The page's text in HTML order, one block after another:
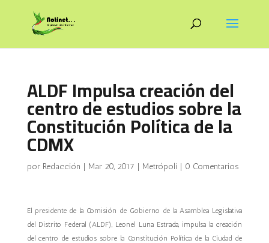
ALDF Impulsa creación del
centro de estudios sobre la
Constitución Política de la
CDMX
por Redacción | Mar 20, 2017 | Metrópoli | 0 Comentarios
El presidente de la Comisión de Gobierno de la Asamblea Legislativa
del Distrito Federal (ALDF), Leonel Luna Estrada, impulsa la creación
del centro de estudios sobre la Constitución Política de la Ciudad de